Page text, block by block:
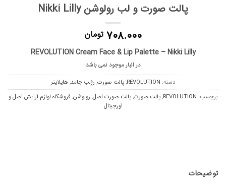
پالت صورت و لب رولوشن Nikki Lilly
۷۰۸.۰۰۰ تومان
REVOLUTION Cream Face & Lip Palette – Nikki Lilly
در انبار موجود نمی باشد
دسته: REVOLUTION
,پالت صورت, رژلب جامد, هایلایتر
برچسب: REVOLUTION
,پالت صورت,پالت صورت اصل, رولوشن, فروشگاه لوازم آرایش اصل و
اورجینال
توضیحات